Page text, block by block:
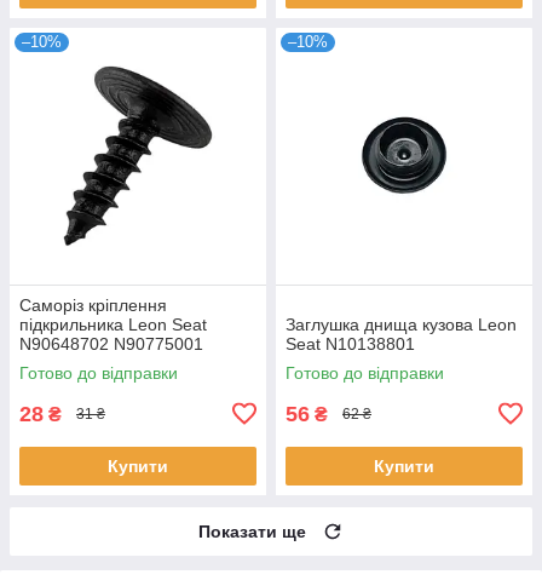
–10%
Саморіз кріплення
підкрильника Leon Seat
N90648702 N90775001
Готово до відправки
28 ₴ 31 ₴
Купити
–10%
Заглушка днища кузова Leon
Seat N10138801
Готово до відправки
56 ₴ 62 ₴
Купити
Показати ще